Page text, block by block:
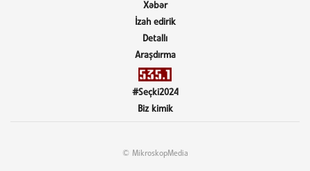
Xəbər
İzah edirik
Detallı
Araşdırma
#Seçki2024
Biz kimik
© MikroskopMedia